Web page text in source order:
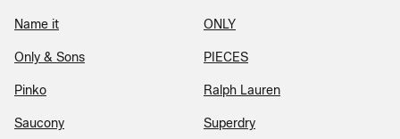
Name it ONLY
Only & Sons PIECES
Pinko Ralph Lauren
Saucony Superdry